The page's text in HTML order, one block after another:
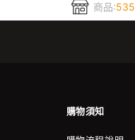
商品:535
購物須知